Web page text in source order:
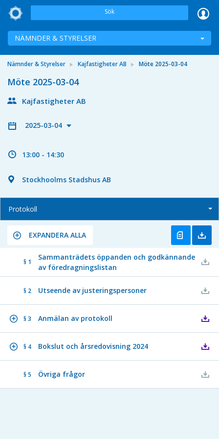
Sök
NÄMNDER & STYRELSER
Nämnder & Styrelser Kajfastigheter AB Möte 2025-03-04
Möte 2025-03-04
Kajfastigheter AB
2025-03-04
13:00 - 14:30
Stockhoolms Stadshus AB
Protokoll
EXPANDERA ALLA
§ 1
Sammanträdets öppanden och godkännande
av föredragningslistan
§ 2 Utseende av justeringspersoner
§ 3 Anmälan av protokoll
§ 4 Bokslut och årsredovisning 2024
§ 5 Övriga frågor